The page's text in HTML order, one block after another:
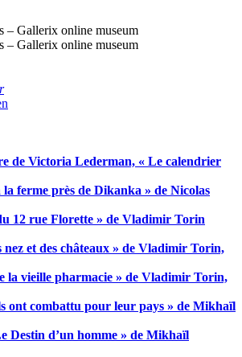
de Victoria Lederman, « Le calendrier
la ferme près de Dikanka » de Nicolas
12 rue Florette » de Vladimir Torin
nez et des châteaux » de Vladimir Torin,
la vieille pharmacie » de Vladimir Torin,
ont combattu pour leur pays » de Mikhaïl
Destin d’un homme » de Mikhaïl